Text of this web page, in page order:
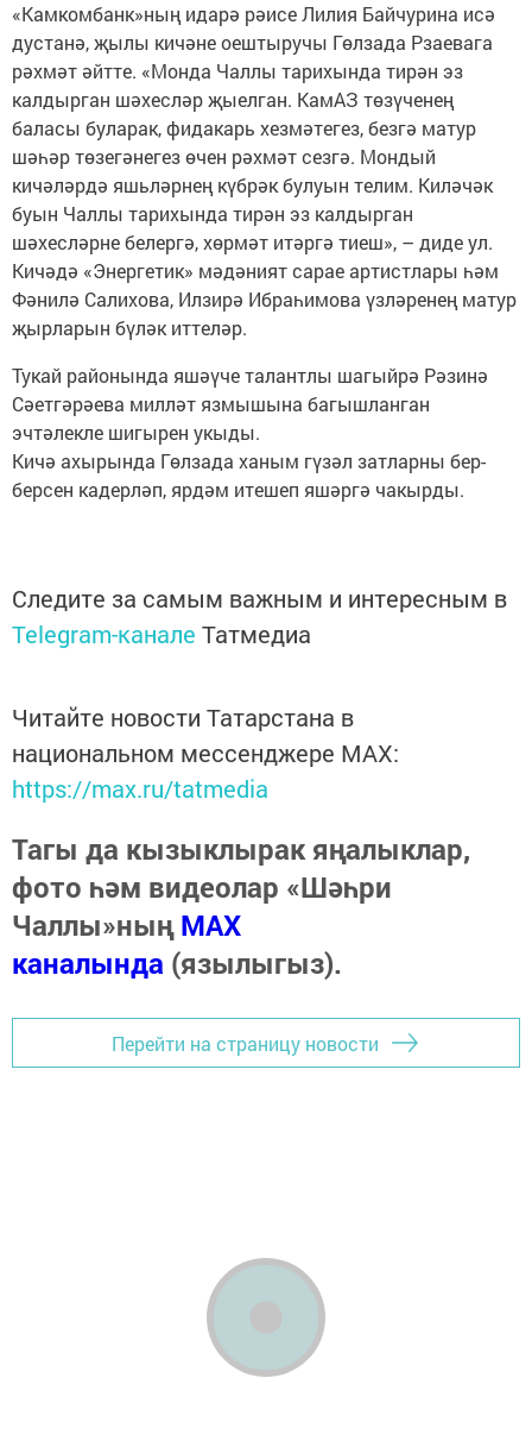
«Камкомбанк»ның идарә рәисе Лилия Байчурина исә
дустанә, җылы кичәне оештыручы Гөлзада Рзаевага
рәхмәт әйтте. «Монда Чаллы тарихында тирән эз
калдырган шәхесләр җыелган. КамАЗ төзүченең
баласы буларак, фидакарь хезмәтегез, безгә матур
шәһәр төзегәнегез өчен рәхмәт сезгә. Мондый
кичәләрдә яшьләрнең күбрәк булуын телим. Киләчәк
буын Чаллы тарихында тирән эз калдырган
шәхесләрне белергә, хөрмәт итәргә тиеш», – диде ул.
Кичәдә «Энергетик» мәдәният сарае артистлары һәм
Фәнилә Салихова, Илзирә Ибраһимова үзләренең матур
җырларын бүләк иттеләр.
Тукай районында яшәүче талантлы шагыйрә Рәзинә
Сәетгәрәева милләт язмышына багышланган
эчтәлекле шигырен укыды.
Кичә ахырында Гөлзада ханым гүзәл затларны бер-
берсен кадерләп, ярдәм итешеп яшәргә чакырды.
Следите за самым важным и интересным в
Telegram-канале Татмедиа
Читайте новости Татарстана в
национальном мессенджере MАХ:
https://max.ru/tatmedia
Тагы да кызыклырак яңалыклар,
фото һәм видеолар «Шәһри
Чаллы»ныңMAX
каналында (язылыгыз).
Перейти на страницу новости